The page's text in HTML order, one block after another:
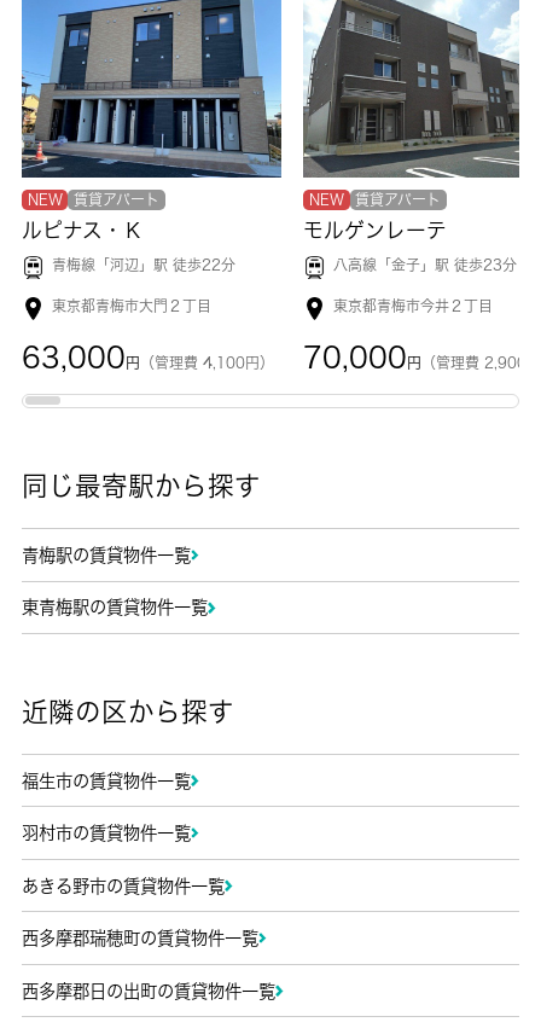
NEW 賃貸アパート
ルピナス・Ｋ
青梅線「 河辺 」駅 徒歩22分
東京都青梅市大門２丁目
63,000 円 （管理費 4,100円）
NEW 賃貸アパート
モルゲンレーテ
八高線「金子 」駅 徒歩23分
東京都青梅市今井２丁目
70,000 円 （管理費 2,900
同じ最寄駅から探す
青梅駅の賃貸物件一覧
東青梅駅の賃貸物件一覧
近隣の区から探す
福生市の賃貸物件一覧
羽村市の賃貸物件一覧
あきる野市の賃貸物件一覧
西多摩郡瑞穂町の賃貸物件一覧
西多摩郡日の出町の賃貸物件一覧